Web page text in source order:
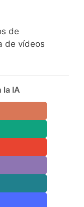
de
de vídeos
la IA